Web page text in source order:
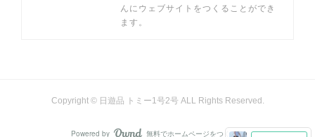
んにウェブサイトをつくることができ
ます。
Copyright © 日遊品 トミー1号2号 ALL Rights Reserved.
Powered by 無料でホームページをつくろう